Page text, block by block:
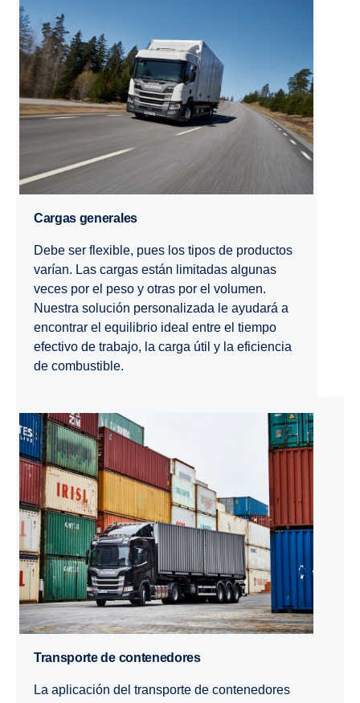
Cargas generales
Debe ser flexible, pues los tipos de productos
varían. Las cargas están limitadas algunas
veces por el peso y otras por el volumen.
Nuestra solución personalizada le ayudará a
encontrar el equilibrio ideal entre el tiempo
efectivo de trabajo, la carga útil y la eficiencia
de combustible.
Transporte de contenedores
La aplicación del transporte de contenedores